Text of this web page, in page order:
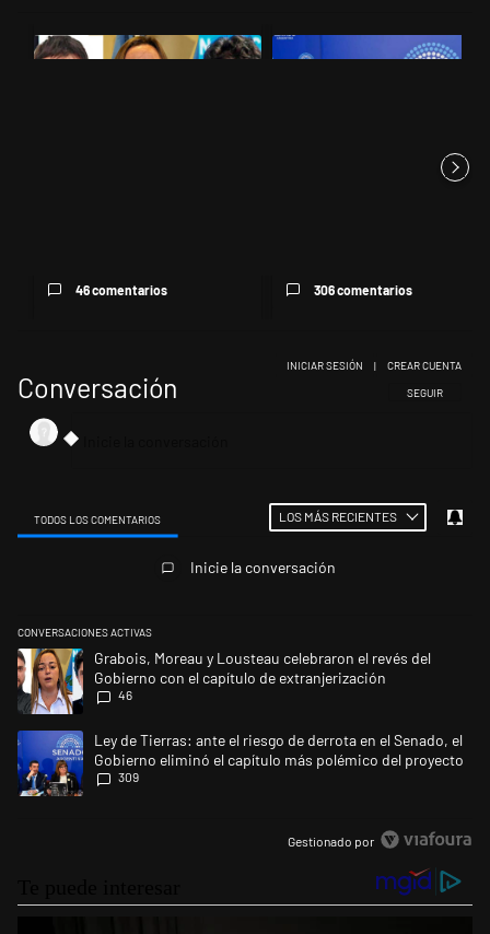
Un artículo de tendencia con el título "Grabois, Moreau y Lousteau
46 comentarios
Un artículo de tendencia con el
306 comentarios
Conversación SIGA ESTA
SEGUIR
INICIAR SESIÓN | CREAR CUENTA
TODOS LOS COMENTARIOS LOS MÁS RECIENTES
Inicie la conversación
CONVERSACIONES ACTIVAS
Este listado muestra los artículos con más comentarios en los últimos
Un artículo de tendencia con el título "Grabois, Moreau y Lousteau
Grabois, Moreau y Lousteau celebraron el revés del
Gobierno con el capítulo de extranjerización
46
Un artículo de tendencia con el título "Ley de Tierras: ante el riesgo
Ley de Tierras: ante el riesgo de derrota en el Senado, el
Gobierno eliminó el capítulo más polémico del proyecto
309
Gestionado por